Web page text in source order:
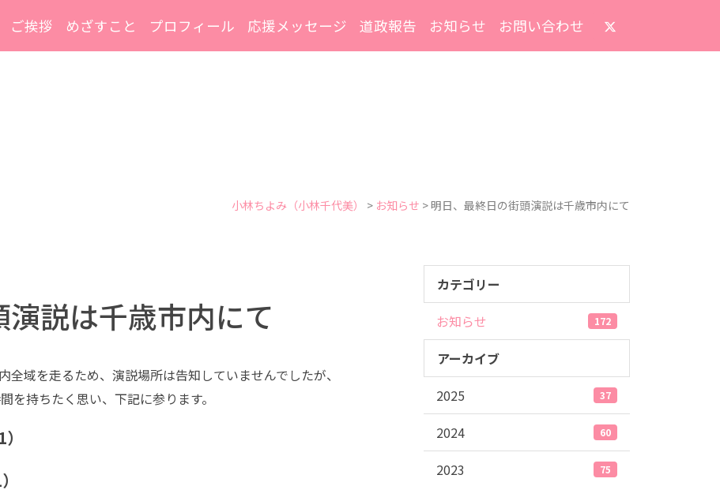
ご挨拶 めざすこと プロフィール 応援メッセージ 道政報告 お知らせ お問い合わせ
小林ちよみ（小林千代美） > お知らせ >明日、最終日の街頭演説は千歳市内にて
説は千歳市内にて
域を走るため、演説場所は告知していませんでしたが、
を持ちたく思い、下記に参ります。
カテゴリー
お知らせ
172
アーカイブ
2025
37
2024 60
2023 75